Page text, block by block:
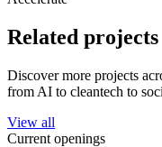
Related projects
Discover more projects
from AI to cleantech to
View all
Current openings